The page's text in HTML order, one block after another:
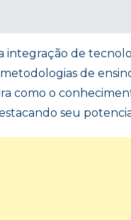
integração de
de
como o
seu